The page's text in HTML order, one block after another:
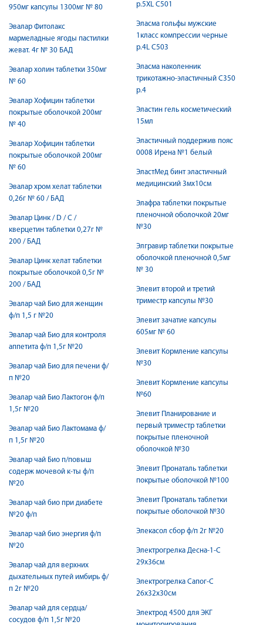
950мг капсулы 1300мг № 80
Эвалар Фитолакс
мармеладные ягоды пастилки
жеват. 4г № 30 БАД
Эвалар холин таблетки 350мг
№ 60
Эвалар Хофицин таблетки
покрытые оболочкой 200мг
№ 40
Эвалар Хофицин таблетки
покрытые оболочкой 200мг
№ 60
Эвалар хром хелат таблетки
0,26г № 60 / БАД
Эвалар Цинк / D / С /
кверцетин таблетки 0,27г №
200 / БАД
Эвалар Цинк хелат таблетки
покрытые оболочкой 0,5г №
200 / БАД
Эвалар чай Био для женщин
ф/п 1,5 г №20
Эвалар чай Био для контроля
аппетита ф/п 1,5г №20
Эвалар чай Био для печени ф/
п №20
Эвалар чай Био Лактогон ф/п
1,5г №20
Эвалар чай Био Лактомама ф/
п 1,5г №20
Эвалар чай Био п/повыш
содерж мочевой к-ты ф/п
№20
Эвалар чай био при диабете
№20 ф/п
Эвалар чай био энергия ф/п
№20
Эвалар чай для верхних
дыхательных путей имбирь ф/
п 2г №20
Эвалар чай для сердца/
сосудов ф/п 1,5г №20
р.5XL С501
Эласма гольфы мужские
1класс компрессии черные
р.4L С503
Эласма наколенник
трикотажно-эластичный С350
р.4
Эластин гель косметический
15мл
Эластичный поддержив пояс
0008 Ирена №1 белый
ЭластМед бинт эластичный
медицинский 3мх10см
Элафра таблетки покрытые
пленочной оболочкой 20мг
№30
Элгравир таблетки покрытые
оболочкой пленочной 0,5мг
№ 30
Элевит второй и третий
триместр капсулы №30
Элевит зачатие капсулы
605мг № 60
Элевит Кормление капсулы
№30
Элевит Кормление капсулы
№60
Элевит Планирование и
первый триместр таблетки
покрытые пленочной
оболочкой №30
Элевит Пронаталь таблетки
покрытые оболочкой №100
Элевит Пронаталь таблетки
покрытые оболочкой №30
Элекасол сбор ф/п 2г №20
Электрогрелка Десна-1-С
29х36см
Электрогрелка Сапог-С
26х32х30см
Электрод 4500 для ЭКГ